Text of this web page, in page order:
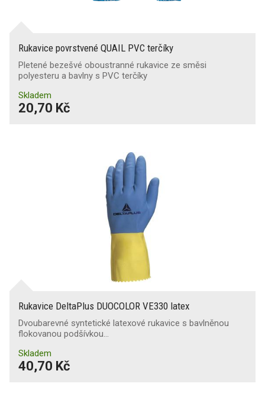
Rukavice povrstvené QUAIL PVC terčíky
Pletené bezešvé oboustranné rukavice ze směsi
polyesteru a bavlny s PVC terčíky
Skladem
20,70 Kč
Rukavice DeltaPlus DUOCOLOR VE330 latex
Dvoubarevné syntetické latexové rukavice s bavlněnou
flokovanou podšívkou…
Skladem
40,70 Kč